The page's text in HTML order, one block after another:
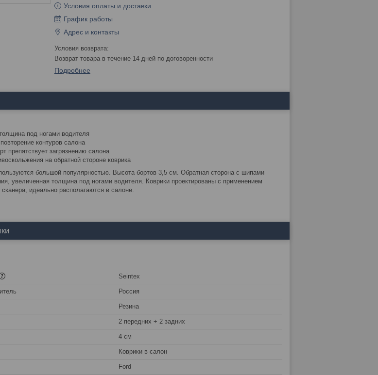
Условия оплаты и доставки
График работы
Адрес и контакты
возврат товара в течение 14 дней по договоренности
Подробнее
под ногами водителя
контуров салона
препятствует загрязнению салона
на обратной стороне коврика
большой популярностью. Высота бортов 3,5 см. Обратная сторона с шипами
увеличенная толщина под ногами водителя. Коврики проектированы с применением
сканера, идеально располагаются в салоне.
Seintex
Россия
Резина
2 передних + 2 задних
4 см
Коврики в салон
Ford